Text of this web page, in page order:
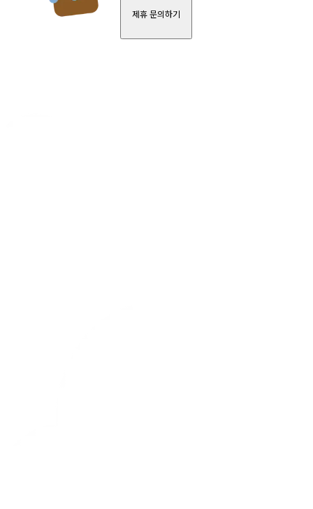
제휴 문의하기